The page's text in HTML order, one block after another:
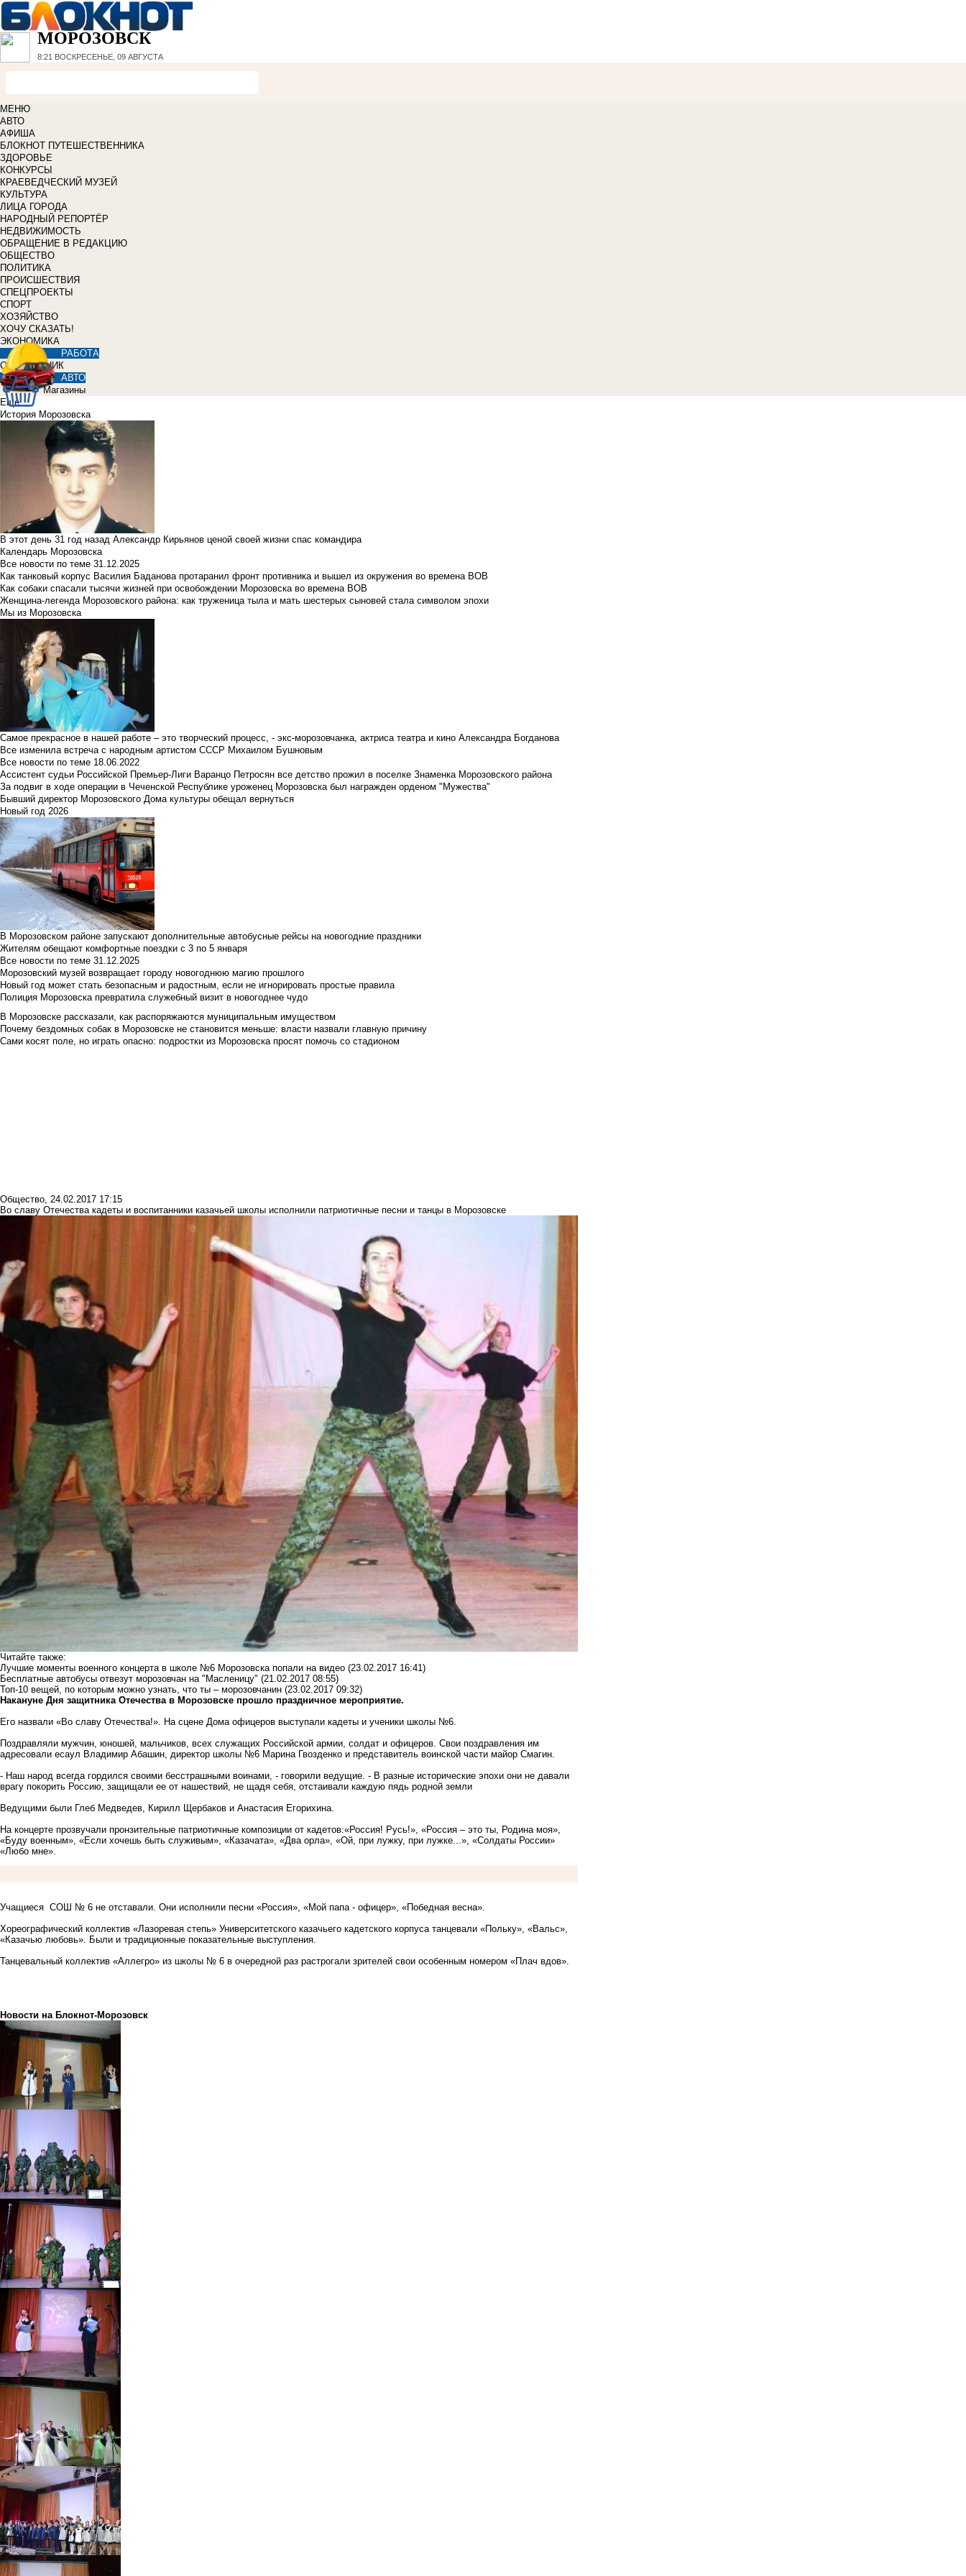
МОРОЗОВСК
8:21 ВОСКРЕСЕНЬЕ, 09 АВГУСТА
МЕНЮ
АВТО
АФИША
БЛОКНОТ ПУТЕШЕСТВЕННИКА
ЗДОРОВЬЕ
КОНКУРСЫ
КРАЕВЕДЧЕСКИЙ МУЗЕЙ
КУЛЬТУРА
ЛИЦА ГОРОДА
НАРОДНЫЙ РЕПОРТЁР
НЕДВИЖИМОСТЬ
ОБРАЩЕНИЕ В РЕДАКЦИЮ
ОБЩЕСТВО
ПОЛИТИКА
ПРОИСШЕСТВИЯ
СПЕЦПРОЕКТЫ
СПОРТ
ХОЗЯЙСТВО
ХОЧУ СКАЗАТЬ!
ЭКОНОМИКА
РАБОТА
СПРАВОЧНИК
АВТО
Магазины
Еще
История Морозовска
В этот день 31 год назад Александр Кирьянов ценой своей жизни спас командира
Календарь Морозовска
Все новости по теме 31.12.2025
Как танковый корпус Василия Баданова протаранил фронт противника и вышел из окружения во времена ВОВ
Как собаки спасали тысячи жизней при освобождении Морозовска во времена ВОВ
Женщина-легенда Морозовского района: как труженица тыла и мать шестерых сыновей стала символом эпохи
Мы из Морозовска
Самое прекрасное в нашей работе – это творческий процесс, - экс-морозовчанка, актриса театра и кино Александра Богданова
Все изменила встреча с народным артистом СССР Михаилом Бушновым
Все новости по теме 18.06.2022
Ассистент судьи Российской Премьер-Лиги Варанцо Петросян все детство прожил в поселке Знаменка Морозовского района
За подвиг в ходе операции в Чеченской Республике уроженец Морозовска был награжден орденом "Мужества"
Бывший директор Морозовского Дома культуры обещал вернуться
Новый год 2026
В Морозовском районе запускают дополнительные автобусные рейсы на новогодние праздники
Жителям обещают комфортные поездки с 3 по 5 января
Все новости по теме 31.12.2025
Морозовский музей возвращает городу новогоднюю магию прошлого
Новый год может стать безопасным и радостным, если не игнорировать простые правила
Полиция Морозовска превратила служебный визит в новогоднее чудо
В Морозовске рассказали, как распоряжаются муниципальным имуществом
Почему бездомных собак в Морозовске не становится меньше: власти назвали главную причину
Сами косят поле, но играть опасно: подростки из Морозовска просят помочь со стадионом
Общество, 24.02.2017 17:15
Во славу Отечества кадеты и воспитанники казачьей школы исполнили патриотичные песни и танцы в Морозовске
Читайте также:
Лучшие моменты военного концерта в школе №6 Морозовска попали на видео (23.02.2017 16:41)
Бесплатные автобусы отвезут морозовчан на "Масленицу" (21.02.2017 08:55)
Топ-10 вещей, по которым можно узнать, что ты – морозовчанин (23.02.2017 09:32)
Накануне Дня защитника Отечества в Морозовске прошло праздничное мероприятие.
Его назвали «Во славу Отечества!». На сцене Дома офицеров выступали кадеты и ученики школы №6.
Поздравляли мужчин, юношей, мальчиков, всех служащих Российской армии, солдат и офицеров. Свои поздравления им
адресовали есаул Владимир Абашин, директор школы №6 Марина Гвозденко и представитель воинской части майор Смагин.
- Наш народ всегда гордился своими бесстрашными воинами, - говорили ведущие. - В разные исторические эпохи они не давали
врагу покорить Россию, защищали ее от нашествий, не щадя себя, отстаивали каждую пядь родной земли
Ведущими были Глеб Медведев, Кирилл Щербаков и Анастасия Егорихина.
На концерте прозвучали пронзительные патриотичные композиции от кадетов:«Россия! Русь!», «Россия – это ты, Родина моя»,
«Буду военным», «Если хочешь быть служивым», «Казачата», «Два орла», «Ой, при лужку, при лужке...», «Солдаты России»
«Любо мне».
Учащиеся СОШ № 6 не отставали. Они исполнили песни «Россия», «Мой папа - офицер», «Победная весна».
Хореографический коллектив «Лазоревая степь» Университетского казачьего кадетского корпуса танцевали «Польку», «Вальс»,
«Казачью любовь». Были и традиционные показательные выступления.
Танцевальный коллектив «Аллегро» из школы № 6 в очередной раз растрогали зрителей свои особенным номером «Плач вдов».
Новости на Блoкнoт-Морозовск